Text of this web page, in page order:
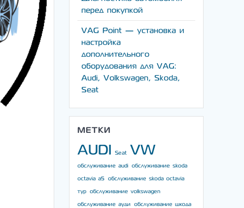
перед покупкой
VAG Point — установка и
настройка
дополнительного
оборудования для VAG:
Audi, Volkswagen, Skoda,
Seat
МЕТКИ
AUDI Seat VW
обслуживание audi обслуживание skoda
octavia a5 обслуживание skoda octavia
тур обслуживание volkswagen
обслуживание ауди обслуживание шкода